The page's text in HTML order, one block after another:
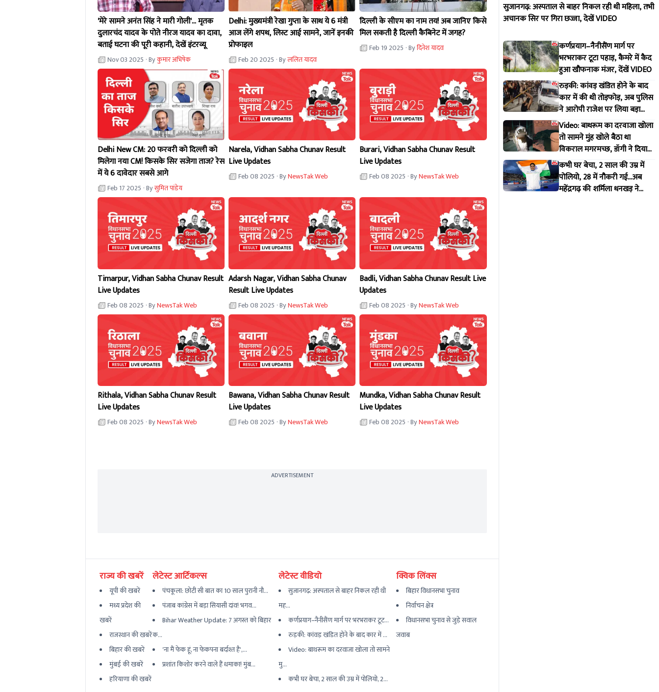
'मेरे सामने अनंत सिंह ने मारी गोली'... मृतक
दुलारचंद यादव के पोते नीरज यादव का दावा,
बताई घटना की पूरी कहानी, देखें इंटरव्यू
Nov 03 2025 · Byकुमार अभिषेक
Delhi: मुख्यमंत्री रेखा गुप्ता के साथ ये 6 मंत्री
आज लेंगे शपथ, लिस्ट आई सामने, जानें इनकी
प्रोफाइल
Feb 20 2025 · Byललित यादव
दिल्ली के सीएम का नाम तय! अब जानिए किसे
मिल सकती है दिल्ली कैबिनेट में जगह?
Feb 19 2025 · Byदिनेश यादव
Delhi New CM: 20 फरवरी को दिल्ली को
मिलेगा नया CM! किसके सिर सजेगा ताज? रेस
में ये 6 दावेदार सबसे आगे
Feb 17 2025 · Byसुमित पांडेय
Narela, Vidhan Sabha Chunav Result
Live Updates
Feb 08 2025 · ByNewsTak Web
Burari, Vidhan Sabha Chunav Result
Live Updates
Feb 08 2025 · ByNewsTak Web
Timarpur, Vidhan Sabha Chunav Result
Live Updates
Feb 08 2025 · ByNewsTak Web
Adarsh Nagar, Vidhan Sabha Chunav
Result Live Updates
Feb 08 2025 · ByNewsTak Web
Badli, Vidhan Sabha Chunav Result Live
Updates
Feb 08 2025 · ByNewsTak Web
Rithala, Vidhan Sabha Chunav Result
Live Updates
Feb 08 2025 · ByNewsTak Web
Bawana, Vidhan Sabha Chunav Result
Live Updates
Feb 08 2025 · ByNewsTak Web
Mundka, Vidhan Sabha Chunav Result
Live Updates
Feb 08 2025 · ByNewsTak Web
ADVERTISEMENT
राज्य की खबरें
यूपी की खबरें
मध्य प्रदेश की
खबरें
राजस्थान की खबरें
बिहार की खबरें
मुंबई की खबरें
हरियाणा की खबरें
लेटेस्ट आर्टिकल्स
पंचकूला: छोटी सी बात का 10 साल पुरानी नौ...
पंजाब कांग्रेस में बड़ा सियासी दांव! भगव...
Bihar Weather Update: 7 अगस्त को बिहार
क...
'ना मैं फेक हूं, ना फेकपना बर्दाश्त है',...
प्रशांत किशोर करने वाले हैं धमाका! मुंब...
लेटेस्ट वीडियो
सुजानगढ़: अस्पताल से बाहर निकल रही थी
मह...
कर्णप्रयाग–नैनीसैंण मार्ग पर भरभराकर टूट...
रुड़की: कांवड़ खंडित होने के बाद कार में ...
Video: बाथरूम का दरवाजा खोला तो सामने
मु...
कभी घर बेचा, 2 साल की उम्र में पोलियो, 2...
क्विक लिंक्स
बिहार विधानसभा चुनाव
निर्वाचन क्षेत्र
विधानसभा चुनाव से जुड़े सवाल
जवाब
सुजानगढ़: अस्पताल से बाहर निकल रही थी महिला, तभी
अचानक सिर पर गिरा छज्जा, देखें VIDEO
कर्णप्रयाग–नैनीसैंण मार्ग पर
भरभराकर टूटा पहाड़, कैमरे में कैद
हुआ खौफनाक मंजर, देंखें VIDEO
रुड़की: कांवड़ खंडित होने के बाद
कार में की थी तोड़फोड़, अब पुलिस
ने आरोपी राजेश पर लिया बड़ा
एक्शन
Video: बाथरूम का दरवाजा खोला
तो सामने मुंह खोले बैठा था
विकराल मगरमच्छ, डॉगी ने दिया
मकान मालिक को इशारा
कभी घर बेचा, 2 साल की उम्र में
पोलियो, 28 में नौकरी गई...अब
महेंद्रगढ़ की शर्मिला धनखड़ ने